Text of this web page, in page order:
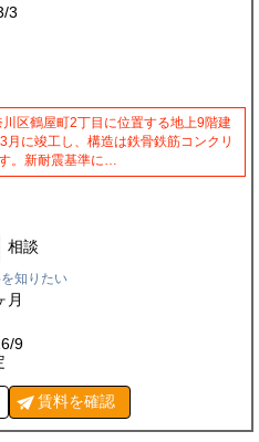
3
区鶴屋町2丁目に位置する地上9階建
に竣工し、構造は鉄骨鉄筋コンクリ
。新耐震基準に…
相談
知りたい
月
9
賃料を確認